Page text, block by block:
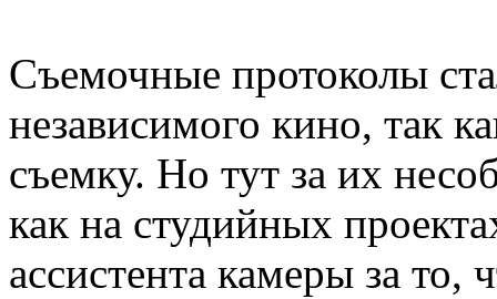
Съемочные протоколы
независимого кино, так
съемку. Но тут за их
как на студийных
ассистента камеры за то,